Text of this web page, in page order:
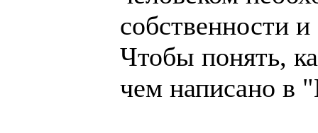
собственности
Чтобы понять,
чем написано в